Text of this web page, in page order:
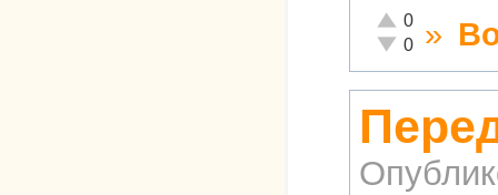
Отлично!
0
Неадекватно!
0 »